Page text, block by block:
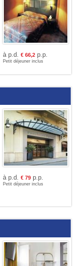
à p.d. € 66,2p.p.
Petit déjeuner inclus
à p.d. € 79p.p.
Petit déjeuner inclus